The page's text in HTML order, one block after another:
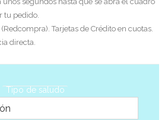
tu pedido.
Tarjetas de Crédito en cuotas.
directa.
Tipo de saludo